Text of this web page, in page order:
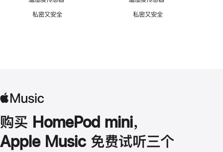
私密又安全 私密又安全
购买 HomePod mini，
Apple Music 免费试听三个